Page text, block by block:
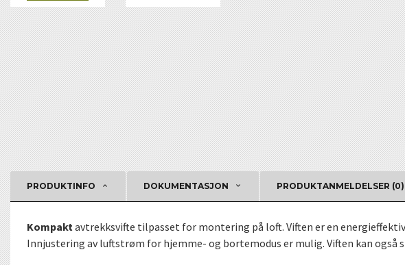
PRODUKTINFO DOKUMENTASJON PRODUKTANMELDELSER (0)
Kompakt avtrekksvifte tilpasset for montering på loft. Viften er en
Innjustering av luftstrøm for hjemme- og bortemodus er mulig. Viften kan